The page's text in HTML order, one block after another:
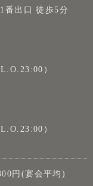
番出口 徒歩5分
）
）
円(宴会平均)